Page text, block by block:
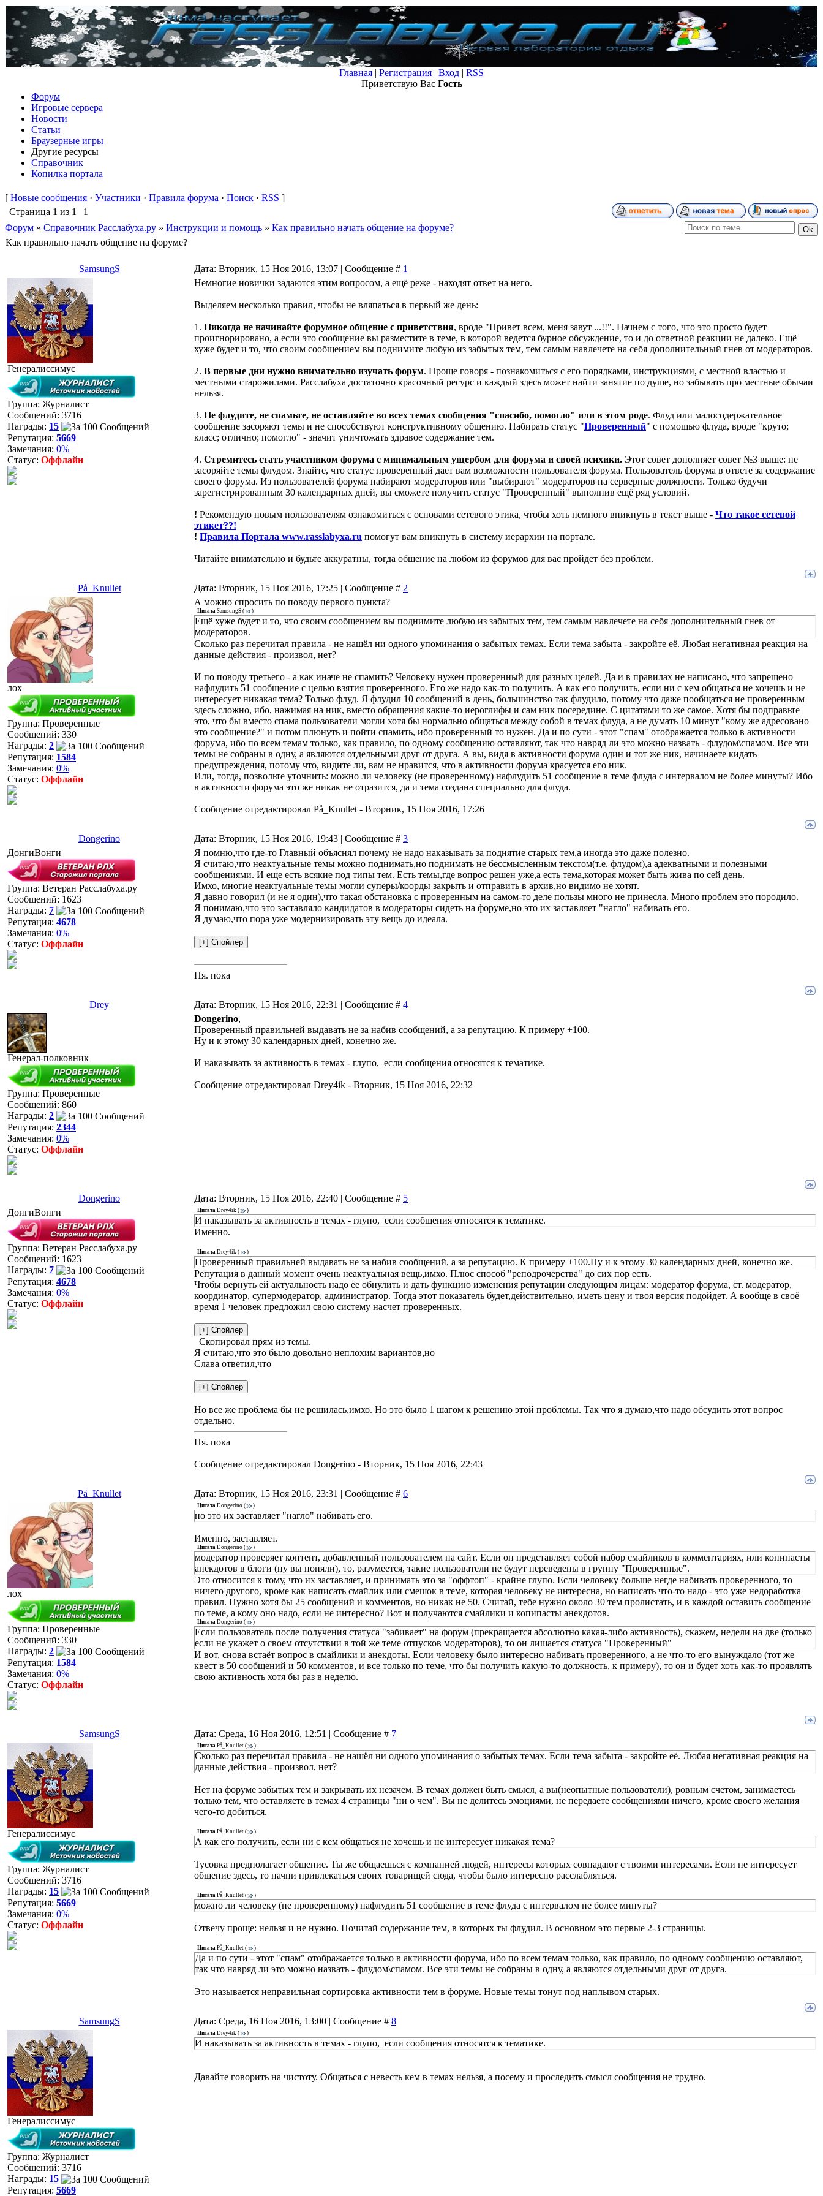
Главная | Регистрация | Вход | RSS
Приветствую Вас Гость
Форум
Игровые сервера
Новости
Статьи
Браузерные игры
Другие ресурсы
Справочник
Копилка портала
[ Новые сообщения · Участники · Правила форума · Поиск · RSS ]
Страница 1 из 1
1
Форум » Справочник Расслабуха.ру » Инструкции и помощь » Как правильно начать общение на форуме?
Как правильно начать общение на форуме?
SamsungS Дата: Вторник, 15 Ноя 2016, 13:07 | Сообщение # 1
Генералиссимус
Группа: Журналист
Сообщений: 3716
Награды: 15
Репутация: 5669
Замечания: 0%
Статус: Оффлайн
Немногие новички задаются этим вопросом, а ещё реже - находят ответ на него.
Выделяем несколько правил, чтобы не вляпаться в первый же день:
1. Никогда не начинайте форумное общение с приветствия, вроде "Привет всем, меня завут ...!!". Начнем с того, что это просто будет
проигнорировано, а если это сообщение вы разместите в теме, в которой ведется бурное обсуждение, то и до ответной реакции не далеко. Ещё
хуже будет и то, что своим сообщением вы поднимите любую из забытых тем, тем самым навлечете на себя дополнительный гнев от модераторов.
2. В первые дни нужно внимательно изучать форум. Проще говоря - познакомиться с его порядками, инструкциями, с местной властью и
местными старожилами. Расслабуха достаточно красочный ресурс и каждый здесь может найти занятие по душе, но забывать про местные обычаи
нельзя.
3. Не флудите, не спамьте, не оставляйте во всех темах сообщения "спасибо, помогло" или в этом роде. Флуд или малосодержательное
сообщение засоряют темы и не способствуют конструктивному общению. Набирать статус "Проверенный" с помощью флуда, вроде "круто;
класс; отлично; помогло" - значит уничтожать здравое содержание тем.
4. Стремитесь стать участником форума с минимальным ущербом для форума и своей психики. Этот совет дополняет совет №3 выше: не
засоряйте темы флудом. Знайте, что статус проверенный дает вам возможности пользователя форума. Пользователь форума в ответе за содержание
своего форума. Из пользователей форума набирают модераторов или "выбирают" модераторов на серверные должности. Только будучи
зарегистрированным 30 календарных дней, вы сможете получить статус "Проверенный" выполнив ещё ряд условий.
! Рекомендую новым пользователям ознакомиться с основами сетевого этика, чтобы хоть немного вникнуть в текст выше - Что такое сетевой
этикет??!
! Правила Портала www.rasslabyxa.ru помогут вам вникнуть в систему иерархии на портале.
Читайте внимательно и будьте аккуратны, тогда общение на любом из форумов для вас пройдет без проблем.
På_Knullet Дата: Вторник, 15 Ноя 2016, 17:25 | Сообщение # 2
лох
Группа: Проверенные
Сообщений: 330
Награды: 2
Репутация: 1584
Замечания: 0%
Статус: Оффлайн
А можно спросить по поводу первого пункта?
Цитата SamsungS ( )
Ещё хуже будет и то, что своим сообщением вы поднимите любую из забытых тем, тем самым навлечете на себя дополнительный гнев от
модераторов.
Сколько раз перечитал правила - не нашёл ни одного упоминания о забытых темах. Если тема забыта - закройте её. Любая негативная реакция на
данные действия - произвол, нет?
И по поводу третьего - а как иначе не спамить? Человеку нужен проверенный для разных целей. Да и в правилах не написано, что запрещено
нафлудить 51 сообщение с целью взятия проверенного. Его же надо как-то получить. А как его получить, если ни с кем общаться не хочешь и не
интересует никакая тема? Только флуд. Я флудил 10 сообщений в день, большинство так флудило, потому что даже пообщаться не проверенным
здесь сложно, ибо, нажимая на ник, вместо обращения какие-то иероглифы и сам ник посередине. С цитатами то же самое. Хотя бы подправьте
это, что бы вместо спама пользователи могли хотя бы нормально общаться между собой в темах флуда, а не думать 10 минут "кому же адресовано
это сообщение?" и потом плюнуть и пойти спамить, ибо проверенный то нужен. Да и по сути - этот "спам" отображается только в активности
форума, ибо по всем темам только, как правило, по одному сообщению оставляют, так что навряд ли это можно назвать - флудом\спамом. Все эти
темы не собраны в одну, а являются отдельными друг от друга. А вы, видя в активности форума один и тот же ник, начинаете кидать
предупреждения, потому что, видите ли, вам не нравится, что в активности форума красуется его ник.
Или, тогда, позвольте уточнить: можно ли человеку (не проверенному) нафлудить 51 сообщение в теме флуда с интервалом не более минуты? Ибо
в активности форума это же никак не отразится, да и тема создана специально для флуда.
Сообщение отредактировал På_Knullet - Вторник, 15 Ноя 2016, 17:26
Dongerino Дата: Вторник, 15 Ноя 2016, 19:43 | Сообщение # 3
ДонгиВонги
Группа: Ветеран Расслабуха.ру
Сообщений: 1623
Награды: 7
Репутация: 4678
Замечания: 0%
Статус: Оффлайн
Я помню,что где-то Главный объяснял почему не надо наказывать за поднятие старых тем,а иногда это даже полезно.
Я считаю,что неактуальные темы можно поднимать,но поднимать не бессмысленным текстом(т.е. флудом),а адекватными и полезными
сообщениями. И еще есть всякие под типы тем. Есть темы,где вопрос решен уже,а есть тема,которая может быть жива по сей день.
Имхо, многие неактуальные темы могли суперы/коорды закрыть и отправить в архив,но видимо не хотят.
Я давно говорил (и не я один),что такая обстановка с проверенным на самом-то деле пользы много не принесла. Много проблем это породило.
Я понимаю,что это заставляло кандидатов в модераторы сидеть на форуме,но это их заставляет "нагло" набивать его.
Я думаю,что пора уже модернизировать эту вещь до идеала.
Ня. пока
Drey Дата: Вторник, 15 Ноя 2016, 22:31 | Сообщение # 4
Генерал-полковник
Группа: Проверенные
Сообщений: 860
Награды: 2
Репутация: 2344
Замечания: 0%
Статус: Оффлайн
Dongerino,
Проверенный правильней выдавать не за набив сообщений, а за репутацию. К примеру +100.
Ну и к этому 30 календарных дней, конечно же.
И наказывать за активность в темах - глупо, если сообщения относятся к тематике.
Сообщение отредактировал Drey4ik - Вторник, 15 Ноя 2016, 22:32
Dongerino Дата: Вторник, 15 Ноя 2016, 22:40 | Сообщение # 5
ДонгиВонги
Группа: Ветеран Расслабуха.ру
Сообщений: 1623
Награды: 7
Репутация: 4678
Замечания: 0%
Статус: Оффлайн
Цитата Drey4ik ( )
И наказывать за активность в темах - глупо, если сообщения относятся к тематике.
Именно.
Цитата Drey4ik ( )
Проверенный правильней выдавать не за набив сообщений, а за репутацию. К примеру +100.Ну и к этому 30 календарных дней, конечно же.
Репутация в данный момент очень неактуальная вещь,имхо. Плюс способ "реподрочерства" до сих пор есть.
Чтобы вернуть ей актуальность надо ее обнулить и дать функцию изменения репутации следующим лицам: модератор форума, ст. модератор,
координатор, супермодератор, администратор. Тогда этот показатель будет,действительно, иметь цену и твоя версия подойдет. А вообще в своё
время 1 человек предложил свою систему насчет проверенных.
Скопировал прям из темы.
Я считаю,что это было довольно неплохим вариантов,но
Слава ответил,что
Но все же проблема бы не решилась,имхо. Но это было 1 шагом к решению этой проблемы. Так что я думаю,что надо обсудить этот вопрос
отдельно.
Ня. пока
Сообщение отредактировал Dongerino - Вторник, 15 Ноя 2016, 22:43
På_Knullet Дата: Вторник, 15 Ноя 2016, 23:31 | Сообщение # 6
лох
Группа: Проверенные
Сообщений: 330
Награды: 2
Репутация: 1584
Замечания: 0%
Статус: Оффлайн
Цитата Dongerino ( )
но это их заставляет "нагло" набивать его.
Именно, заставляет.
Цитата Dongerino ( )
модератор проверяет контент, добавленный пользователем на сайт. Если он представляет собой набор смайликов в комментариях, или копипасты
анекдотов в блоги (ну вы поняли), то, разумеется, такие пользователи не будут переведены в группу "Проверенные".
Это относится к тому, что их заставляет, и принимать это за "оффтоп" - крайне глупо. Если человеку больше негде набивать проверенного, то
ничего другого, кроме как написать смайлик или смешок в теме, которая человеку не интересна, но написать что-то надо - это уже недоработка
правил. Нужно хотя бы 25 сообщений и комментов, но никак не 50. Считай, тебе нужно около 30 тем пролистать, и в каждой оставить сообщение
по теме, а кому оно надо, если не интересно? Вот и получаются смайлики и копипасты анекдотов.
Цитата Dongerino ( )
Если пользователь после получения статуса "забивает" на форум (прекращается абсолютно какая-либо активность), скажем, недели на две (только
если не укажет о своем отсутствии в той же теме отпусков модераторов), то он лишается статуса "Проверенный"
И вот, снова встаёт вопрос в смайлики и анекдоты. Если человеку было интересно набивать проверенного, а не что-то его вынуждало (тот же
квест в 50 сообщений и 50 комментов, и все только по теме, что бы получить какую-то должность, к примеру), то он и будет хоть как-то проявлять
свою активность хотя бы раз в неделю.
SamsungS Дата: Среда, 16 Ноя 2016, 12:51 | Сообщение # 7
Генералиссимус
Группа: Журналист
Сообщений: 3716
Награды: 15
Репутация: 5669
Замечания: 0%
Статус: Оффлайн
Цитата På_Knullet ( )
Сколько раз перечитал правила - не нашёл ни одного упоминания о забытых темах. Если тема забыта - закройте её. Любая негативная реакция на
данные действия - произвол, нет?
Нет на форуме забытых тем и закрывать их незачем. В темах должен быть смысл, а вы(неопытные пользователи), ровным счетом, занимаетесь
только тем, что оставляете в темах 4 страницы "ни о чем". Вы не делитесь эмоциями, не передаете сообщениями ничего, кроме своего желания
чего-то добиться.
Цитата På_Knullet ( )
А как его получить, если ни с кем общаться не хочешь и не интересует никакая тема?
Тусовка предполагает общение. Ты же общаешься с компанией людей, интересы которых совпадают с твоими интересами. Если не интересует
общение здесь, то начни привлекаться своих товарищей сюда, чтобы было интересно расслабляться.
Цитата På_Knullet ( )
можно ли человеку (не проверенному) нафлудить 51 сообщение в теме флуда с интервалом не более минуты?
Отвечу проще: нельзя и не нужно. Почитай содержание тем, в которых ты флудил. В основном это первые 2-3 страницы.
Цитата På_Knullet ( )
Да и по сути - этот "спам" отображается только в активности форума, ибо по всем темам только, как правило, по одному сообщению оставляют,
так что навряд ли это можно назвать - флудом\спамом. Все эти темы не собраны в одну, а являются отдельными друг от друга.
Это называется неправильная сортировка активности тем в форуме. Новые темы тонут под наплывом старых.
SamsungS Дата: Среда, 16 Ноя 2016, 13:00 | Сообщение # 8
Генералиссимус
Группа: Журналист
Сообщений: 3716
Награды: 15
Репутация: 5669
Цитата Drey4ik ( )
И наказывать за активность в темах - глупо, если сообщения относятся к тематике.
Давайте говорить на чистоту. Общаться с невесть кем в темах нельзя, а посему и проследить смысл сообщения не трудно.